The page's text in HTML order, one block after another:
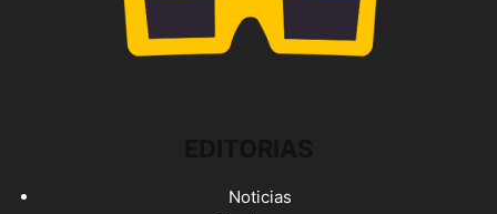
Noticias